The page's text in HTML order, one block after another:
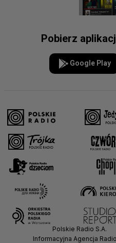
Pobierz
Google Play
Polskie Radio S.A.
Informacyjna Agencja